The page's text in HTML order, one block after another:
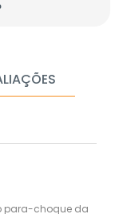
para-choque da